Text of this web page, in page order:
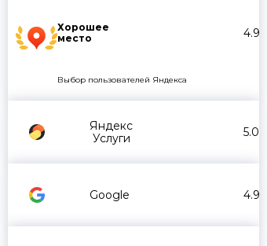
Хорошее
место
4.9
Выбор пользователей Яндекса
Яндекс
Услуги
5.0
Google 4.9